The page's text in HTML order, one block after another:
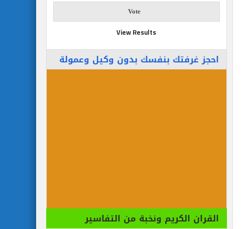
View Results
احجز غرفتك بنفسك بدون وكيل وعمولة
القران الكريم ونخبة من التفاسير